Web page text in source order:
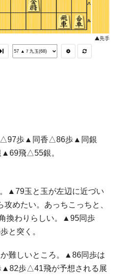
歩▲同香△86歩▲同銀
飛△55銀。
▲79玉と玉が左辺に近づい
攻めたい。あっちこっちと、
換わりらしい。▲95同歩
と突く。
難しいところ。▲86同歩は
歩△41飛が予想される展